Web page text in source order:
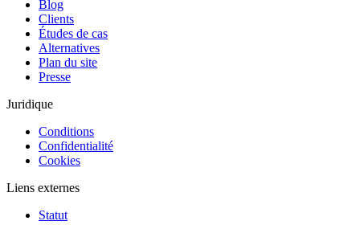
Blog
Clients
Études de cas
Alternatives
Plan du site
Presse
Juridique
Conditions
Confidentialité
Cookies
Liens externes
Statut